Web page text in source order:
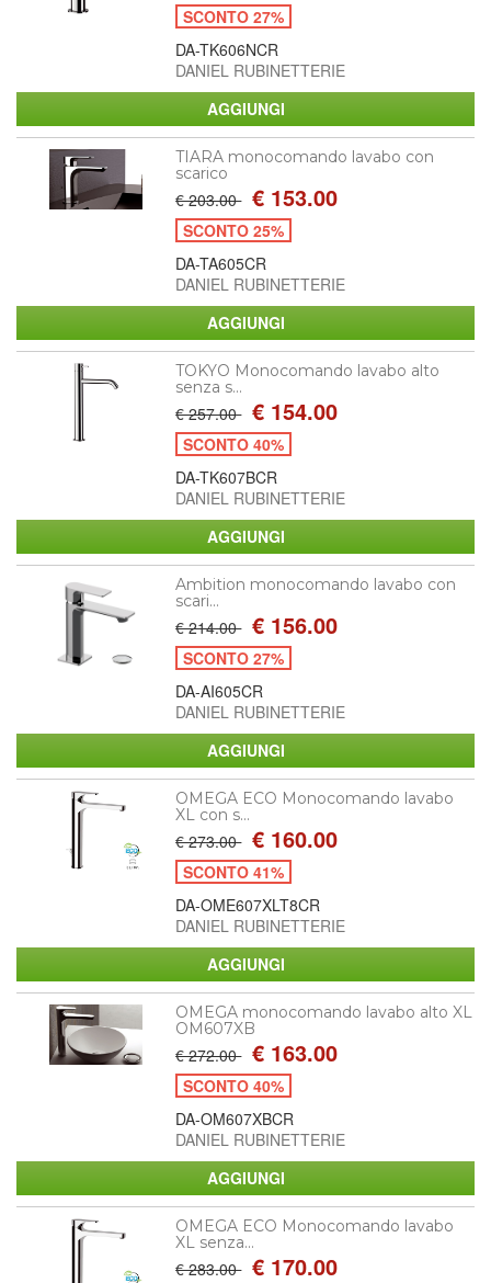
SCONTO 27%
DA-TK606NCR
DANIEL RUBINETTERIE
TIARA monocomando lavabo con
scarico
€ 203.00 € 153.00
SCONTO 25%
DA-TA605CR
DANIEL RUBINETTERIE
TOKYO Monocomando lavabo alto
senza s...
€ 257.00 € 154.00
SCONTO 40%
DA-TK607BCR
DANIEL RUBINETTERIE
Ambition monocomando lavabo con
scari...
€ 214.00 € 156.00
SCONTO 27%
DA-AI605CR
DANIEL RUBINETTERIE
OMEGA ECO Monocomando lavabo
XL con s...
€ 273.00 € 160.00
SCONTO 41%
DA-OME607XLT8CR
DANIEL RUBINETTERIE
OMEGA monocomando lavabo alto XL
OM607XB
€ 272.00 € 163.00
SCONTO 40%
DA-OM607XBCR
DANIEL RUBINETTERIE
OMEGA ECO Monocomando lavabo
XL senza...
€ 283.00 € 170.00